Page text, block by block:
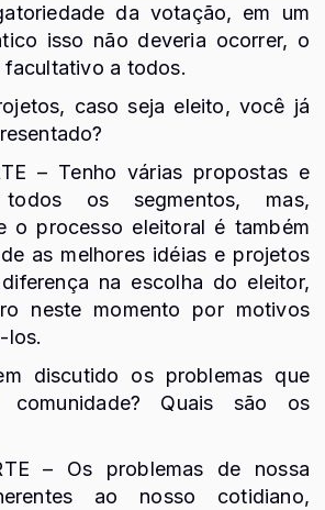
da votação, em um
isso não deveria ocorrer, o
a todos.
caso seja eleito, você já
– Tenho várias propostas e
os segmentos, mas,
o processo eleitoral é também
as melhores idéias e projetos
na escolha do eleitor,
neste momento por motivos
los.
discutido os problemas que
Quais são os
– Os problemas de nossa
ao nosso cotidiano,